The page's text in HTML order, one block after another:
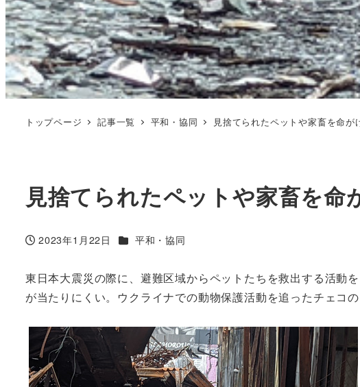
トップページ 記事一覧 平和・協同 見捨てられたペットや家畜を命
見捨てられたペットや家畜を
投稿日
2023年1月22日 カテゴリー
平和・協同
東日本大震災の際に、避難区域からペットたちを救出する活動
が当たりにくい。ウクライナでの動物保護活動を追ったチェコ